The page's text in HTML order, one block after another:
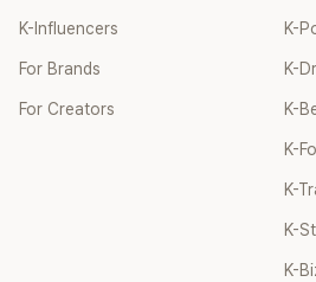
K-Influencers
For Brands
For Creators
K-
K-
K-
K-
K-
K-
K-